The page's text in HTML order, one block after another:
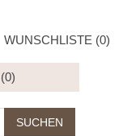
WUNSCHLISTE (0)
(0)